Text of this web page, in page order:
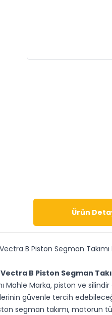
Ürün
B Piston Segman
B Piston Segman
Mahle Marka, piston ve
güvenle tercih
segman takımı, motorun